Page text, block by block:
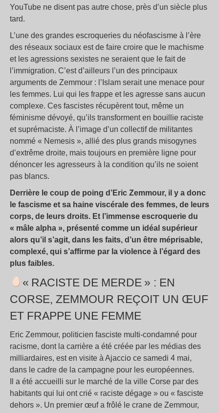
YouTube ne disent pas autre chose, près d’un siècle plus
tard.
L’une des grandes escroqueries du néofascisme à l’ère
des réseaux sociaux est de faire croire que le machisme
et les agressions sexistes ne seraient que le fait de
l’immigration. C’est d’ailleurs l’un des principaux
arguments de Zemmour : l’Islam serait une menace pour
les femmes. Lui qui les frappe et les agresse sans aucun
complexe. Ces fascistes récupèrent tout, même un
féminisme dévoyé, qu’ils transforment en bouillie raciste
et suprémaciste. À l’image d’un collectif de militantes
nommé « Nemesis », allié des plus grands misogynes
d’extrême droite, mais toujours en première ligne pour
dénoncer les agresseurs à la condition qu’ils ne soient
pas blancs.
Derrière le coup de poing d’Eric Zemmour, il y a donc
le fascisme et sa haine viscérale des femmes, de leurs
corps, de leurs droits. Et l’immense escroquerie du
« mâle alpha », présenté comme un idéal supérieur
alors qu’il s’agit, dans les faits, d’un être méprisable,
complexé, qui s’affirme par la violence à l’égard des
plus faibles.
« RACISTE DE MERDE » : EN
CORSE, ZEMMOUR REÇOIT UN ŒUF
ET FRAPPE UNE FEMME
Eric Zemmour, politicien fasciste multi-condamné pour
racisme, dont la carrière a été créée par les médias des
milliardaires, est en visite à Ajaccio ce samedi 4 mai,
dans le cadre de la campagne pour les européennes.
Il a été accueilli sur le marché de la ville Corse par des
habitants qui lui ont crié « raciste dégage » ou « fasciste
dehors ». Un premier œuf a frôlé le crane de Zemmour,